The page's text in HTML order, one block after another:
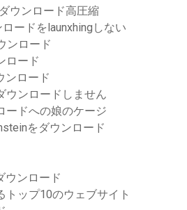
ウンロード高圧縮
ードをlaunxhingしない
ンロード
ロード
ンロード
ウンロードしません
ードへの娘のケージ
をダウンロード
ウンロード
ップ10のウェブサイト